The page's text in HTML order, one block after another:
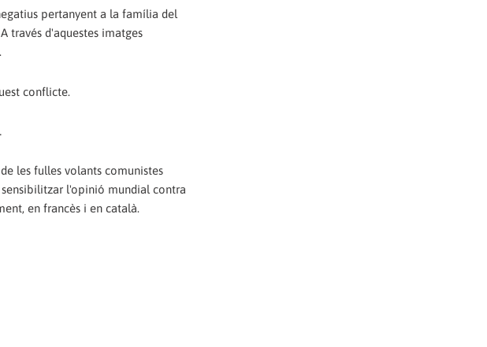
pertanyent a la família del
través d'aquestes imatges
conflicte.
les fulles volants comunistes
l'opinió mundial contra
en francès i en català.